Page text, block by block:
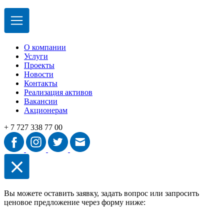
О компании
Услуги
Проекты
Новости
Контакты
Реализация активов
Вакансии
Акционерам
+ 7 727 338 77 00
Вы можете оставить заявку, задать вопрос или запросить
ценовое предложение через форму ниже: